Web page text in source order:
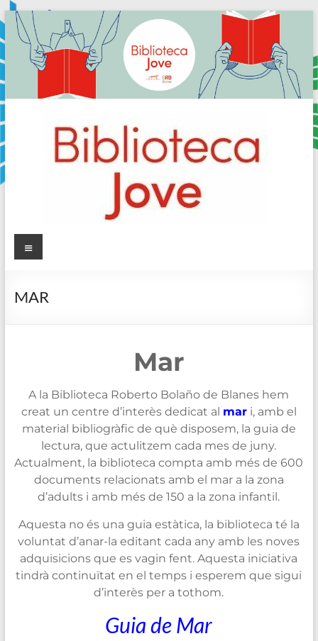
Skip
content
Sala
Biblioteca
Menú
MAR
Mar
A la Biblioteca Roberto Bolaño de Blanes hem
creat un centre d’interès dedicat al mari, amb el
material bibliogràfic de què disposem, la guia de
lectura, que actulitzem cada mes de juny.
Actualment, la biblioteca compta amb més de 600
documents relacionats amb el mar a la zona
d’adults i amb més de 150 a la zona infantil.
Aquesta no és una guia estàtica, la biblioteca té la
voluntat d’anar-la editant cada any amb les noves
adquisicions que es vagin fent. Aquesta iniciativa
tindrà continuïtat en el temps i esperem que sigui
d’interès per a tothom.
Guia de Mar